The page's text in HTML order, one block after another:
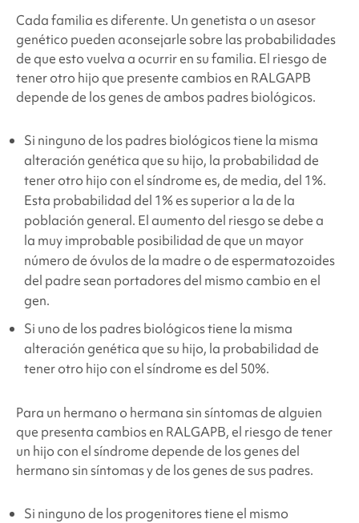
Cada familia es diferente. Un genetista o un asesor
genético pueden aconsejarle sobre las probabilidades
de que esto vuelva a ocurrir en su familia. El riesgo de
tener otro hijo que presente cambios en RALGAPB
depende de los genes de ambos padres biológicos.
Si ninguno de los padres biológicos tiene la misma
alteración genética que su hijo, la probabilidad de
tener otro hijo con el síndrome es, de media, del 1%.
Esta probabilidad del 1% es superior a la de la
población general. El aumento del riesgo se debe a
la muy improbable posibilidad de que un mayor
número de óvulos de la madre o de espermatozoides
del padre sean portadores del mismo cambio en el
gen.
Si uno de los padres biológicos tiene la misma
alteración genética que su hijo, la probabilidad de
tener otro hijo con el síndrome es del 50%.
Para un hermano o hermana sin síntomas de alguien
que presenta cambios en RALGAPB, el riesgo de tener
un hijo con el síndrome depende de los genes del
hermano sin síntomas y de los genes de sus padres.
Si ninguno de los progenitores tiene el mismo